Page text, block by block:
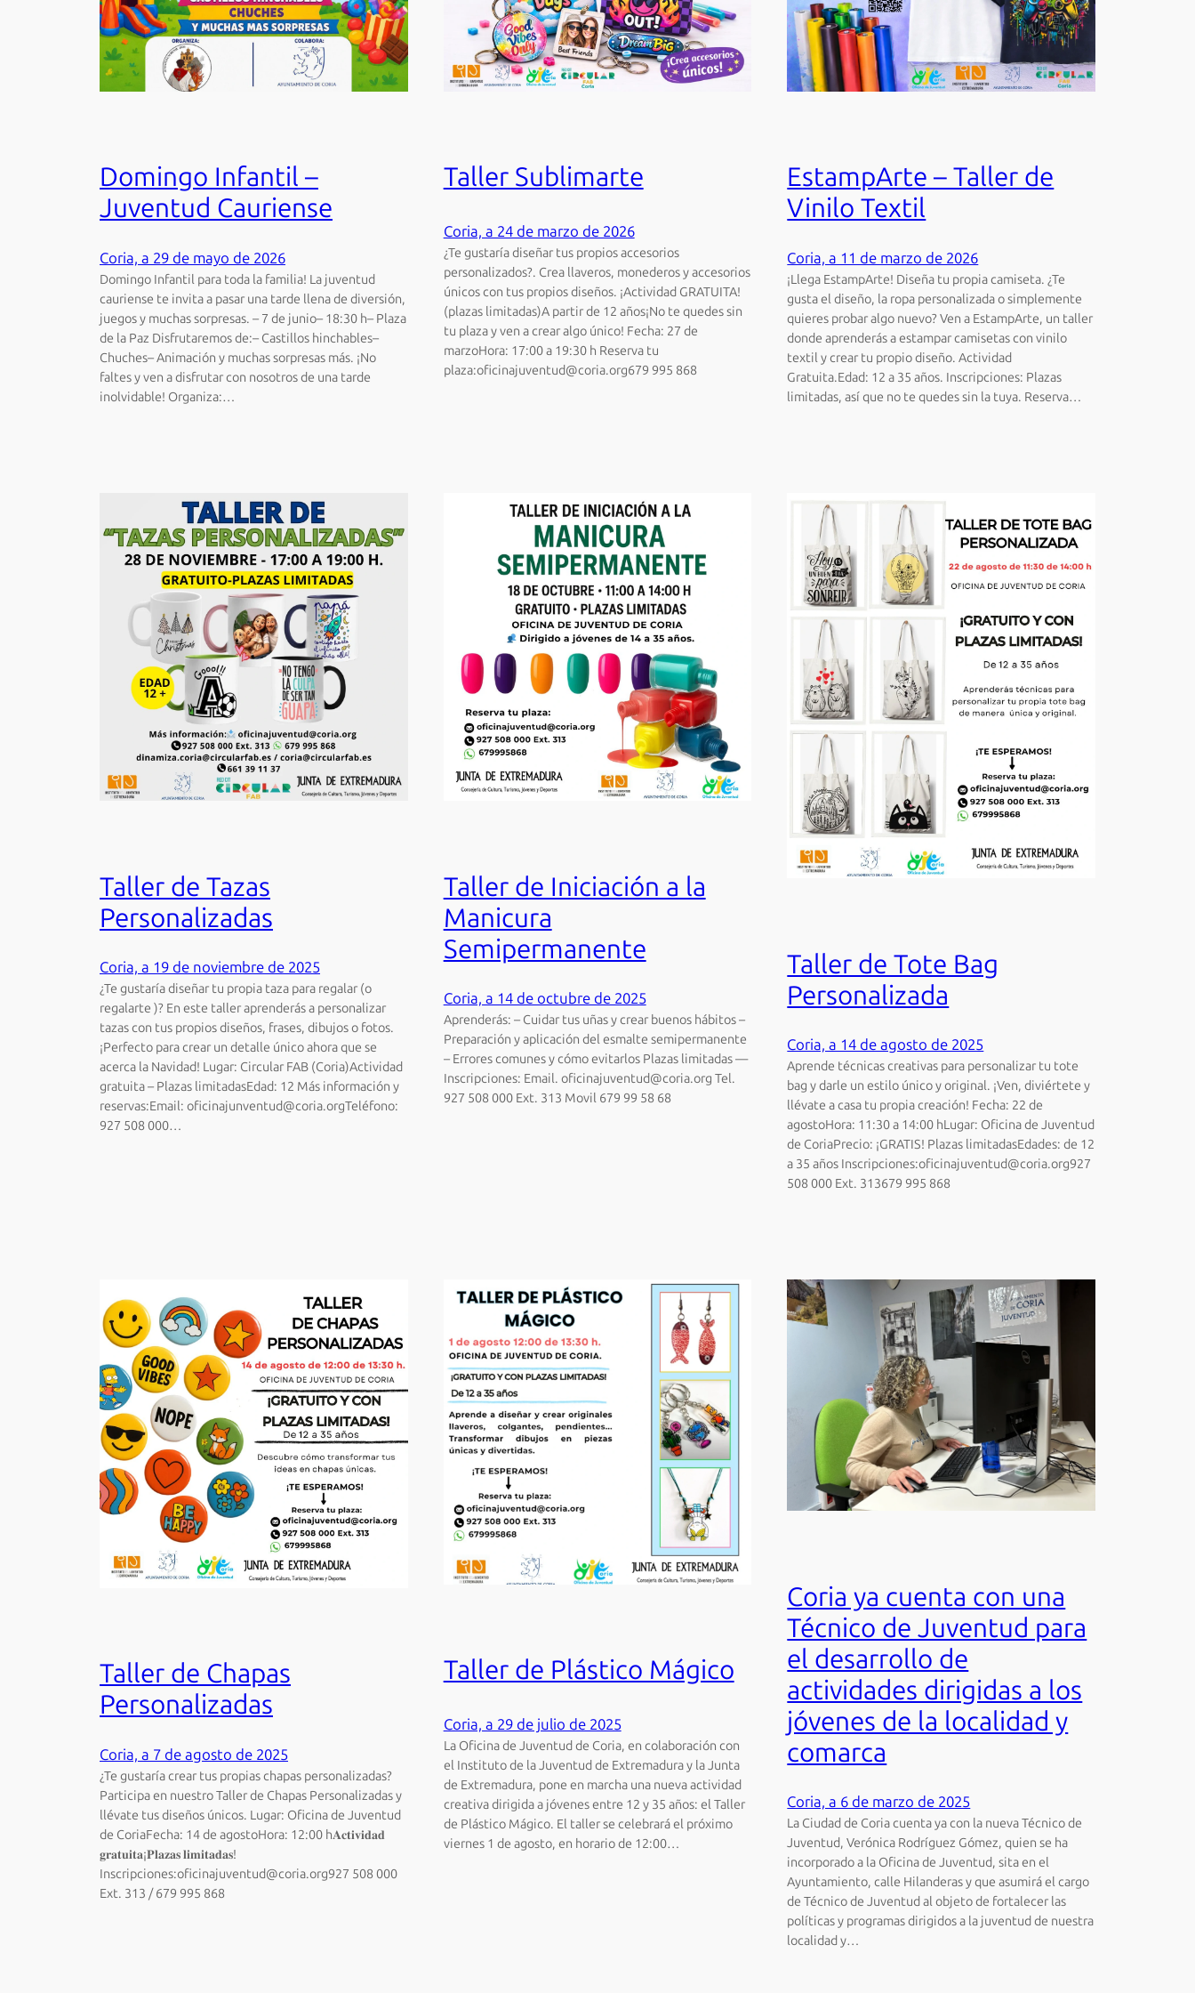
Domingo Infantil –
Juventud Cauriense
Coria, a 29 de mayo de 2026
Domingo Infantil para toda la familia! La juventud
cauriense te invita a pasar una tarde llena de diversión,
juegos y muchas sorpresas. – 7 de junio– 18:30 h– Plaza
de la Paz Disfrutaremos de:– Castillos hinchables–
Chuches– Animación y muchas sorpresas más. ¡No
faltes y ven a disfrutar con nosotros de una tarde
inolvidable! Organiza:…
Taller Sublimarte
Coria, a 24 de marzo de 2026
¿Te gustaría diseñar tus propios accesorios
personalizados?. Crea llaveros, monederos y accesorios
únicos con tus propios diseños. ¡Actividad GRATUITA!
(plazas limitadas)A partir de 12 años¡No te quedes sin
tu plaza y ven a crear algo único! Fecha: 27 de
marzoHora: 17:00 a 19:30 h Reserva tu
plaza:oficinajuventud@coria.org679 995 868
EstampArte – Taller de
Vinilo Textil
Coria, a 11 de marzo de 2026
¡Llega EstampArte! Diseña tu propia camiseta. ¿Te
gusta el diseño, la ropa personalizada o simplemente
quieres probar algo nuevo? Ven a EstampArte, un taller
donde aprenderás a estampar camisetas con vinilo
textil y crear tu propio diseño. Actividad
Gratuita.Edad: 12 a 35 años. Inscripciones: Plazas
limitadas, así que no te quedes sin la tuya. Reserva…
Taller de Tazas
Personalizadas
Coria, a 19 de noviembre de 2025
¿Te gustaría diseñar tu propia taza para regalar (o
regalarte )? En este taller aprenderás a personalizar
tazas con tus propios diseños, frases, dibujos o fotos.
¡Perfecto para crear un detalle único ahora que se
acerca la Navidad! Lugar: Circular FAB (Coria)Actividad
gratuita – Plazas limitadasEdad: 12 Más información y
reservas:Email: oficinajunventud@coria.orgTeléfono:
927 508 000…
Taller de Iniciación a la
Manicura
Semipermanente
Coria, a 14 de octubre de 2025
Aprenderás: – Cuidar tus uñas y crear buenos hábitos –
Preparación y aplicación del esmalte semipermanente
– Errores comunes y cómo evitarlos Plazas limitadas —
Inscripciones: Email. oficinajuventud@coria.org Tel.
927 508 000 Ext. 313 Movil 679 99 58 68
Taller de Tote Bag
Personalizada
Coria, a 14 de agosto de 2025
Aprende técnicas creativas para personalizar tu tote
bag y darle un estilo único y original. ¡Ven, diviértete y
llévate a casa tu propia creación! Fecha: 22 de
agostoHora: 11:30 a 14:00 hLugar: Oficina de Juventud
de CoriaPrecio: ¡GRATIS! Plazas limitadasEdades: de 12
a 35 años Inscripciones:oficinajuventud@coria.org927
508 000 Ext. 313679 995 868
Taller de Chapas
Personalizadas
Coria, a 7 de agosto de 2025
¿Te gustaría crear tus propias chapas personalizadas?
Participa en nuestro Taller de Chapas Personalizadas y
llévate tus diseños únicos. Lugar: Oficina de Juventud
de CoriaFecha: 14 de agostoHora: 12:00 h𝐀𝐜𝐭𝐢𝐯𝐢𝐝𝐚𝐝
𝐠𝐫𝐚𝐭𝐮𝐢𝐭𝐚¡𝐏𝐥𝐚𝐳𝐚𝐬 𝐥𝐢𝐦𝐢𝐭𝐚𝐝𝐚𝐬!
Inscripciones:oficinajuventud@coria.org927 508 000
Ext. 313 / 679 995 868
Taller de Plástico Mágico
Coria, a 29 de julio de 2025
La Oficina de Juventud de Coria, en colaboración con
el Instituto de la Juventud de Extremadura y la Junta
de Extremadura, pone en marcha una nueva actividad
creativa dirigida a jóvenes entre 12 y 35 años: el Taller
de Plástico Mágico. El taller se celebrará el próximo
viernes 1 de agosto, en horario de 12:00…
Coria ya cuenta con una
Técnico de Juventud para
el desarrollo de
actividades dirigidas a los
jóvenes de la localidad y
comarca
Coria, a 6 de marzo de 2025
La Ciudad de Coria cuenta ya con la nueva Técnico de
Juventud, Verónica Rodríguez Gómez, quien se ha
incorporado a la Oficina de Juventud, sita en el
Ayuntamiento, calle Hilanderas y que asumirá el cargo
de Técnico de Juventud al objeto de fortalecer las
políticas y programas dirigidos a la juventud de nuestra
localidad y…